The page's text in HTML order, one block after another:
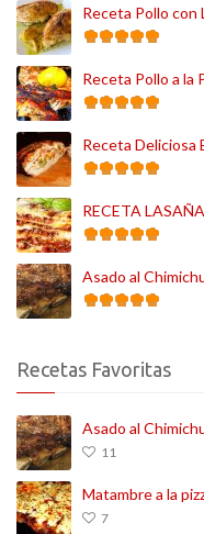
Receta Pollo con
Receta Pollo a la
Receta Deliciosa
RECETA
Asado al
Recetas Favoritas
Asado al
11
Matambre a la
7